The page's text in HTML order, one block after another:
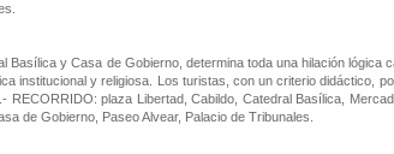
Basílica y Casa de Gobierno, determina toda una hilación lógica
institucional y religiosa. Los turistas, con un criterio didáctico,
RECORRIDO: plaza Libertad, Cabildo, Catedral Basílica,
de Gobierno, Paseo Alvear, Palacio de Tribunales.